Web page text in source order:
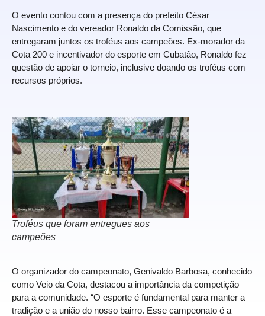
O evento contou com a presença do prefeito César
Nascimento e do vereador Ronaldo da Comissão, que
entregaram juntos os troféus aos campeões. Ex-morador da
Cota 200 e incentivador do esporte em Cubatão, Ronaldo fez
questão de apoiar o torneio, inclusive doando os troféus com
recursos próprios.
Troféus que foram entregues aos
campeões
O organizador do campeonato, Genivaldo Barbosa, conhecido
como Veio da Cota, destacou a importância da competição
para a comunidade. “O esporte é fundamental para manter a
tradição e a união do nosso bairro. Esse campeonato é a